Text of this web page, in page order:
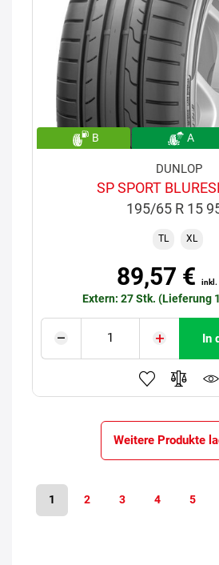
B A
DUNLOP
SP SPORT
195/65 R 15
TL XL
89,57 € inkl.
Extern: 27 Stk. (Lieferung
In
Weitere Produkte
1 2 3 4 5